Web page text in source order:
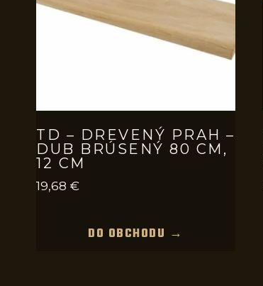
TD – DREVENÝ PRAH –
DUB BRÚSENÝ 80 CM,
12 CM
19,68 €
DO OBCHODU →